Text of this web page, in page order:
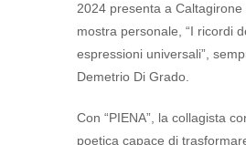
2024 presenta a Caltagirone
mostra personale, “I ricordi
espressioni universali”,
Demetrio Di Grado.
Con “PIENA”, la collagista
poetica capace di